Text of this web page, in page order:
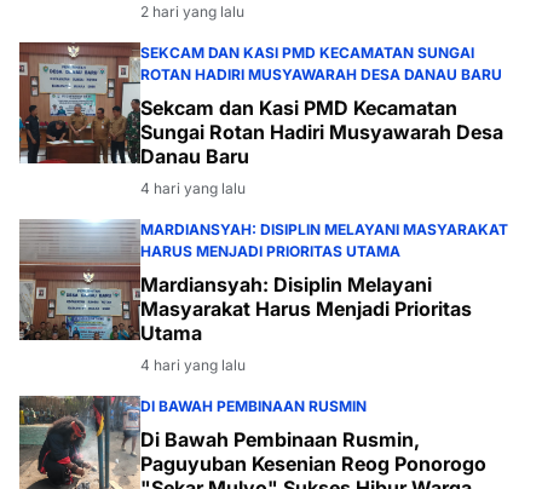
2 hari yang lalu
SEKCAM DAN KASI PMD KECAMATAN SUNGAI
ROTAN HADIRI MUSYAWARAH DESA DANAU BARU
Sekcam dan Kasi PMD Kecamatan
Sungai Rotan Hadiri Musyawarah Desa
Danau Baru
4 hari yang lalu
MARDIANSYAH: DISIPLIN MELAYANI MASYARAKAT
HARUS MENJADI PRIORITAS UTAMA
Mardiansyah: Disiplin Melayani
Masyarakat Harus Menjadi Prioritas
Utama
4 hari yang lalu
DI BAWAH PEMBINAAN RUSMIN
Di Bawah Pembinaan Rusmin,
Paguyuban Kesenian Reog Ponorogo